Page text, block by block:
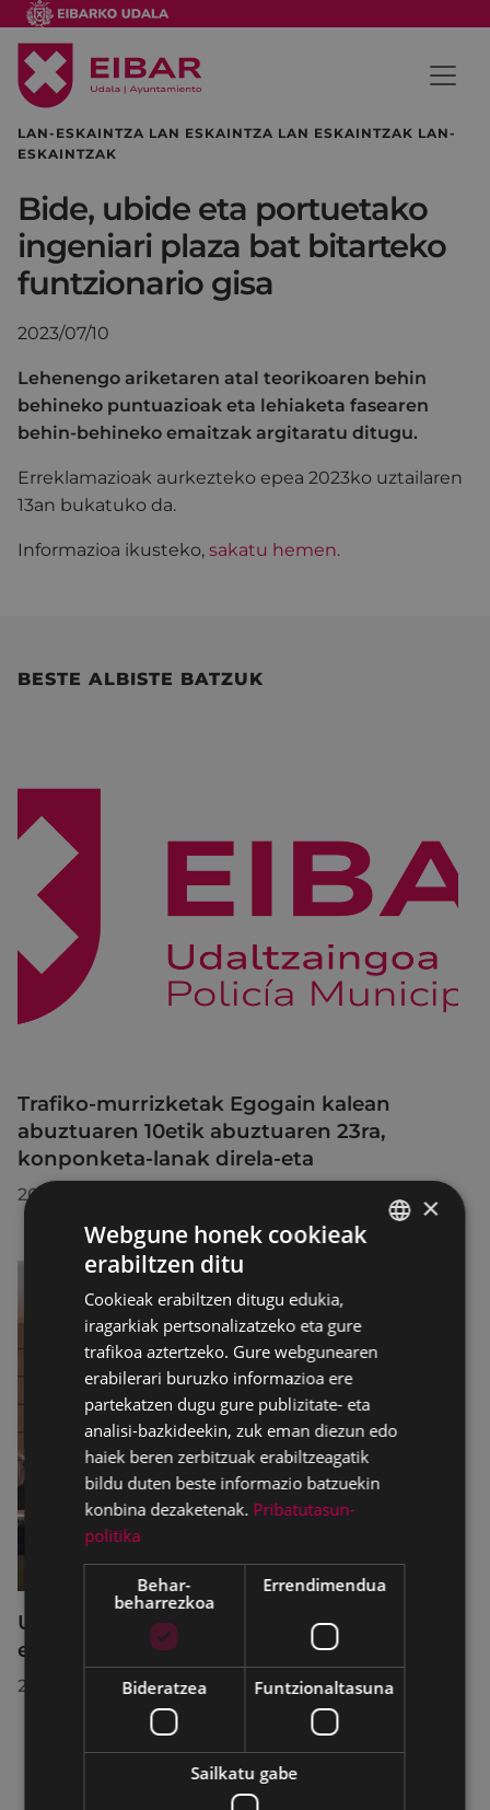
LAN-ESKAINTZA LAN ESKAINTZA LAN ESKAINTZAK LAN-
ESKAINTZAK
Bide, ubide eta portuetako
ingeniari plaza bat bitarteko
funtzionario gisa
2023/07/10
Lehenengo ariketaren atal teorikoaren behin
behineko puntuazioak eta lehiaketa fasearen
behin-behineko emaitzak argitaratu ditugu.
Erreklamazioak aurkezteko epea 2023ko uztailaren
13an bukatuko da.
Informazioa ikusteko, sakatu hemen.
BESTE ALBISTE BATZUK
Trafiko-murrizketak Egogain kalean
abuztuaren 10etik abuztuaren 23ra,
konponketa-lanak direla-eta
2026/07/30
Udalbatzak 2026ko uztailaren 27an
egindako bilkuran hartutako erabakiak
2026/07/28
×
Webgune honek cookieak
erabiltzen ditu
Cookieak erabiltzen ditugu edukia,
iragarkiak pertsonalizatzeko eta gure
trafikoa aztertzeko. Gure webgunearen
erabilerari buruzko informazioa ere
partekatzen dugu gure publizitate- eta
analisi-bazkideekin, zuk eman diezun edo
haiek beren zerbitzuak erabiltzeagatik
bildu duten beste informazio batzuekin
konbina dezaketenak. Pribatutasun-
politika
Behar-
beharrezkoa
Errendimendua
Bideratzea Funtzionaltasuna
Sailkatu gabe